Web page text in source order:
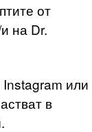
от
на Dr.
или
в